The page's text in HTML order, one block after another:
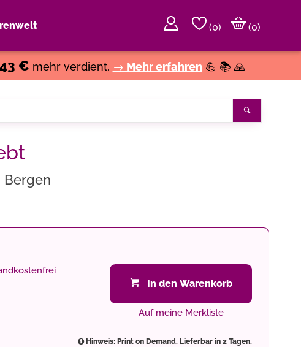
(0)
(0)
€ mehr verdient. → Mehr erfahren 💪 📚 🙏
Bergen
In den Warenkorb
Auf meine Merkliste
Hinweis: Print on Demand. Lieferbar in 2 Tagen.